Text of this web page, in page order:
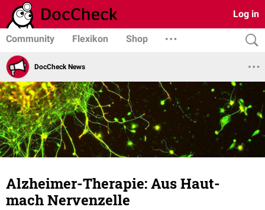
Log in
Community Flexikon Shop
DocCheck News
Alzheimer-Therapie: Aus Haut-
mach Nervenzelle